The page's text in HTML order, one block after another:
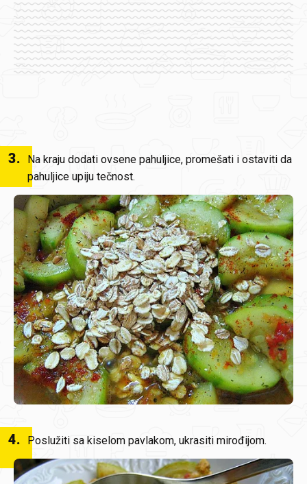
3.
Na kraju dodati ovsene pahuljice, promešati i ostaviti da
pahuljice upiju tečnost.
4. Poslužiti sa kiselom pavlakom, ukrasiti mirođijom.